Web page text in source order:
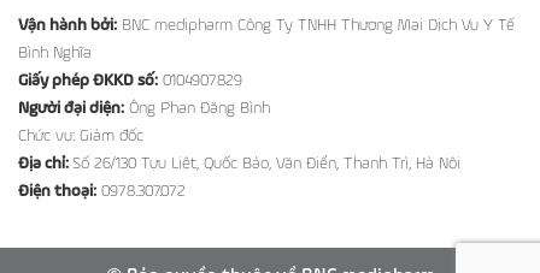
Vận hành bởi: BNC medipharm Công Ty TNHH Thương Mại Dịch Vụ Y Tế
Bình Nghĩa
Giấy phép ĐKKD số: 0104907829
Người đại diện: Ông Phan Đăng Bình
Chức vụ: Giám đốc
Địa chỉ: Số 26/130 Tựu Liệt, Quốc Bảo, Văn Điển, Thanh Trì, Hà Nội
Điện thoại: 0978.307.072